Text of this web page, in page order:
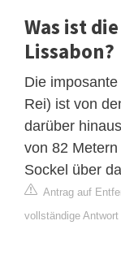
Was ist
Lissabon?
Die
Rei) ist von
darüber
von 82
Sockel über
Antrag auf
vollständige